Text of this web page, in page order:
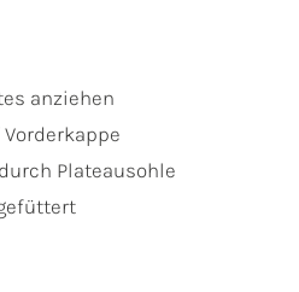
anziehen
Plateausohle